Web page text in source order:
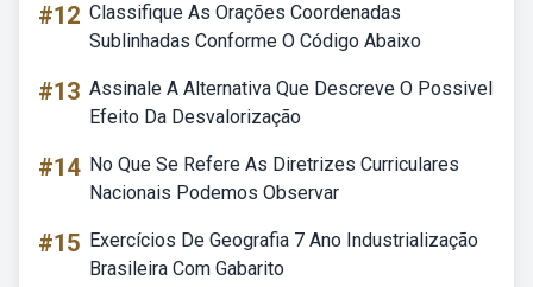
#12 Classifique As Orações Coordenadas
Sublinhadas Conforme O Código Abaixo
#13 Assinale A Alternativa Que Descreve O Possivel
Efeito Da Desvalorização
#14 No Que Se Refere As Diretrizes Curriculares
Nacionais Podemos Observar
#15 Exercícios De Geografia 7 Ano Industrialização
Brasileira Com Gabarito